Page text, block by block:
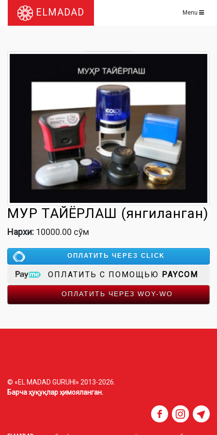
ELMADAD Menu
МУҲР ТАЙЁРЛАШ (янгиланган)
Нархи: 10000.00 сўм
ОПЛАТИТЬ ЧЕРЕЗ CLICK
ОПЛАТИТЬ С ПОМОЩЬЮ PAYCOM
ОПЛАТИТЬ ЧЕРЕЗ WOY-WO
© «EL MADAD GURUHI» 2013-2026.
Барча ҳуқуқлар ҳимояланган.